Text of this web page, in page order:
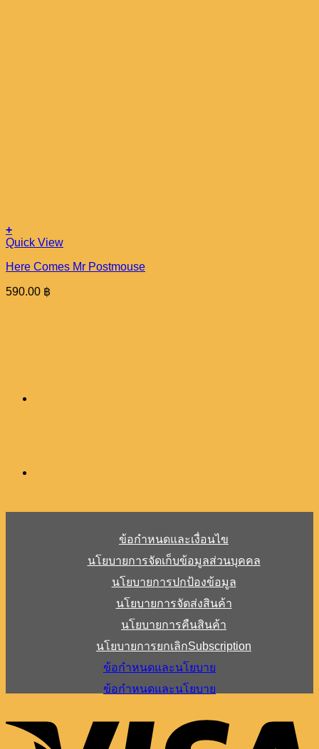
+
Quick View
Here Comes Mr Postmouse
590.00 ฿
ข้อกำหนดและเงื่อนไข
นโยบายการจัดเก็บข้อมูลส่วนบุคคล
นโยบายการปกป้องข้อมูล
นโยบายการจัดส่งสินค้า
นโยบายการคืนสินค้า
นโยบายการยกเลิกSubscription
ข้อกำหนดและนโยบาย
ข้อกำหนดและนโยบาย